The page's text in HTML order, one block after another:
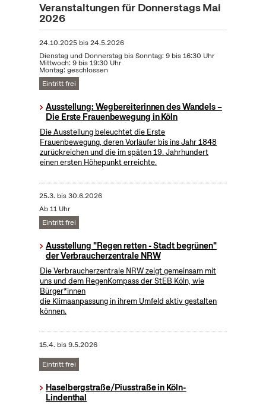
Veranstaltungen für Donnerstags Mai
2026
24.10.2025bis24.5.2026
Dienstag und Donnerstag bis Sonntag: 9 bis 16:30 Uhr
Mittwoch: 9 bis 19:30 Uhr
Montag: geschlossen
Eintritt frei
Ausstellung: Wegbereiterinnen des Wandels –
Die Erste Frauenbewegung in Köln
Die Ausstellung beleuchtet die Erste
Frauenbewegung, deren Vorläufer bis ins Jahr 1848
zurückreichen und die im späten 19. Jahrhundert
einen ersten Höhepunkt erreichte.
25.3. bis30.6.2026
Ab 11 Uhr
Eintritt frei
Ausstellung "Regen retten - Stadt begrünen"
der Verbraucherzentrale NRW
Die Verbraucherzentrale NRW zeigt gemeinsam mit
uns und dem RegenKompass der StEB Köln, wie
Bürger*innen
die Klimaanpassung in ihrem Umfeld aktiv gestalten
können.
15.4. bis9.5.2026
Eintritt frei
Haselbergstraße/Piusstraße in Köln-
Lindenthal